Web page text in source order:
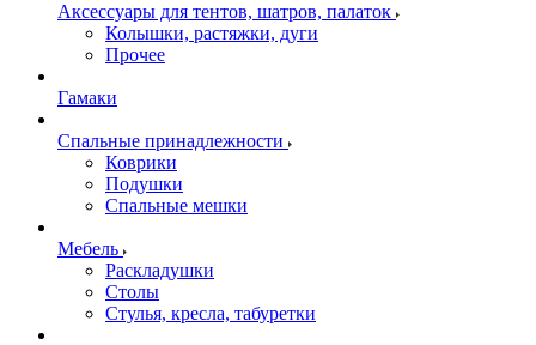
Аксессуары для тентов, шатров, палаток
Колышки, растяжки, дуги
Прочее
Гамаки
Спальные принадлежности
Коврики
Подушки
Спальные мешки
Мебель
Раскладушки
Столы
Стулья, кресла, табуретки